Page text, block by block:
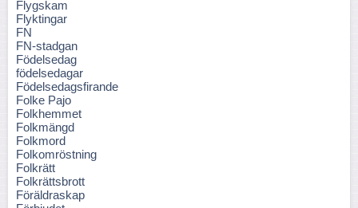
Flygskam
Flyktingar
FN
FN-stadgan
Födelsedag
födelsedagar
Födelsedagsfirande
Folke Pajo
Folkhemmet
Folkmängd
Folkmord
Folkomröstning
Folkrätt
Folkrättsbrott
Föräldraskap